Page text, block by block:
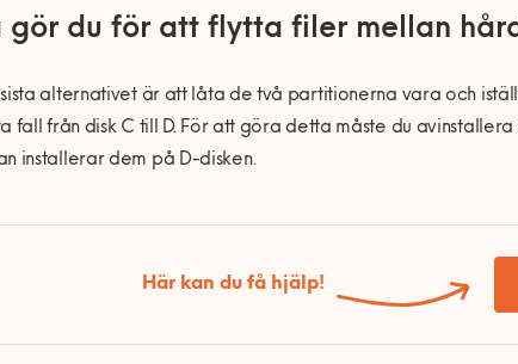
gör du för att flytta filer mellan
alternativet är att låta de två partitionerna vara och
fall från disk C till D. För att göra detta måste du
installerar dem på D-disken.
Här kan du få hjälp!